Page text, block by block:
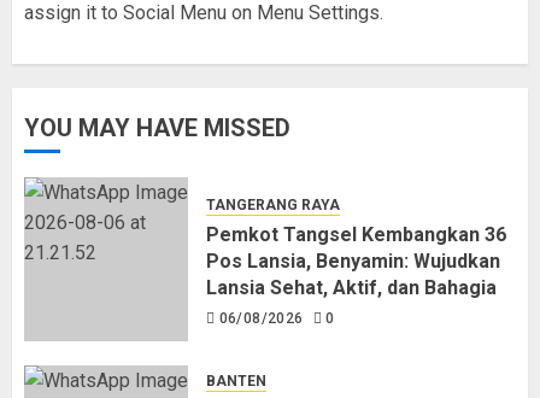
1
Lansia Sehat, Aktif, dan Bahagia
2
Gubernur Andra Soni dan Bupati
Ratu Zakiyah Sepakat Cari Solusi
Urai Kemacetan Bojonegara-Pulo
06/08/2026
assign it to Social Menu on Menu Settings.
YOU MAY HAVE MISSED
TANGERANG RAYA
Pemkot Tangsel Kembangkan 36
Pos Lansia, Benyamin: Wujudkan
Lansia Sehat, Aktif, dan Bahagia
06/08/2026 0
BANTEN